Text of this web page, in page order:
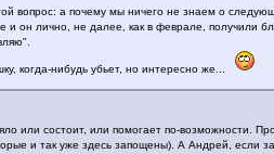
вопрос: а почему мы ничего не знаем о
и он лично, не далее, как в феврале, получили
когда-нибудь убьет, но интересно же...
или состоит, или помогает по-возможности.
и так уже здесь запощены). А Андрей, если